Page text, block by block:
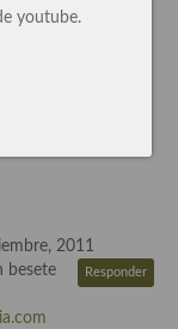
la cocina
2011
Responder
besete
youtube.